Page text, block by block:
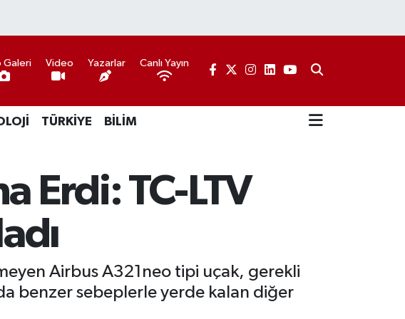
Galeri Video Yazarlar Canlı Yayın
TÜRKİYE BİLİM
Erdi: TC-LTV
Airbus A321neo tipi uçak, gerekli
benzer sebeplerle yerde kalan diğer